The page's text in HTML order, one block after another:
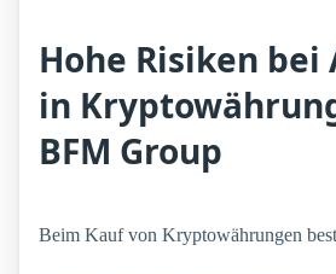
Hohe Risiken bei
in
BFM Group
Beim Kauf von Kryptowährungen